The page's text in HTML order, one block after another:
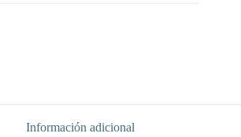
Información adicional